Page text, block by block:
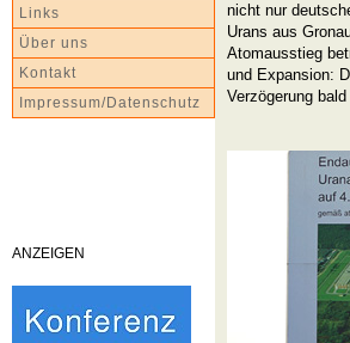
Links
Über uns
Kontakt
Impressum/Datenschutz
ANZEIGEN
nicht nur
Urans aus
Atomausstieg
und Expansion:
Verzögerung